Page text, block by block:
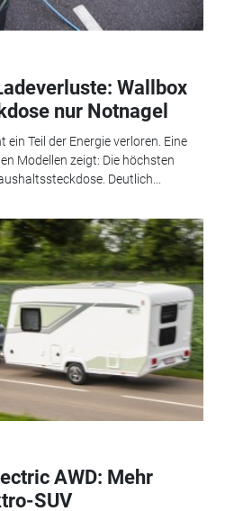
Wallbox
nur Notnagel
ein Teil der Energie verloren. Eine
Modellen zeigt: Die höchsten
Deutlich...
AWD: Mehr
SUV